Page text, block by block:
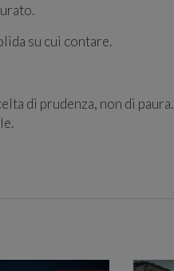
su cui contare.
di prudenza, non di paura.